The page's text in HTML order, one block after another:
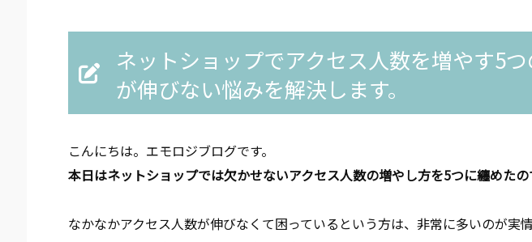
ネットショップでアクセス人数を増やす5
が伸びない悩みを解決します。
こんにちは。エモロジブログです。
本日はネットショップでは欠かせないアクセス人数の増やし方を5つに纏めたの
なかなかアクセス人数が伸びなくて困っているという方は、非常に多いのが実情